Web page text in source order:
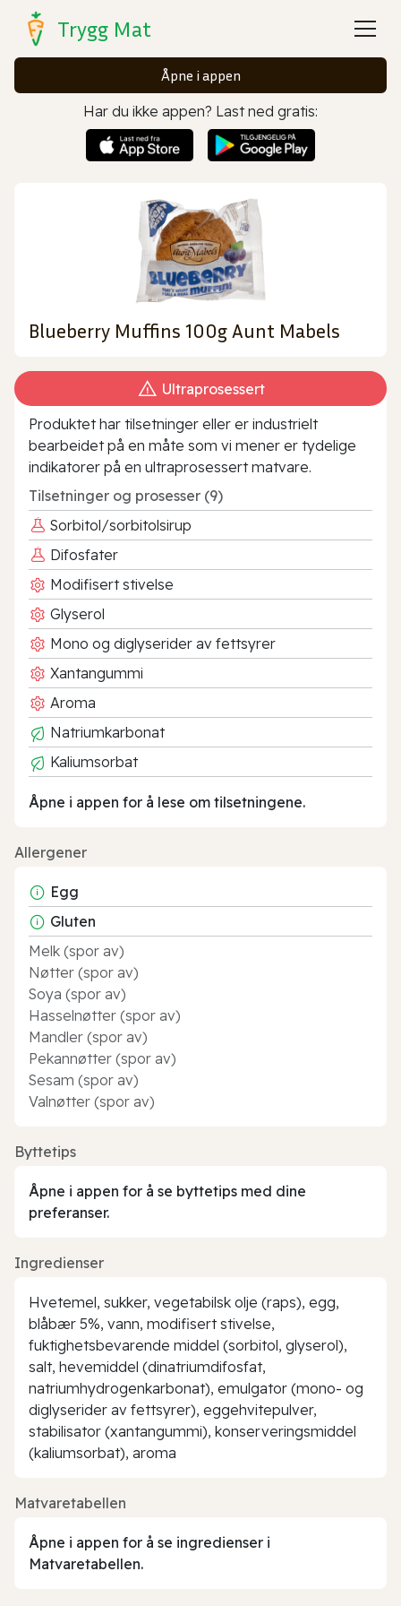
Trygg Mat
Åpne i appen
Har du ikke appen? Last ned gratis:
Blueberry Muffins 100g Aunt Mabels
Ultraprosessert
Produktet har tilsetninger eller er industrielt
bearbeidet på en måte som vi mener er tydelige
indikatorer på en ultraprosessert matvare.
Tilsetninger og prosesser (9)
Sorbitol/sorbitolsirup
Difosfater
Modifisert stivelse
Glyserol
Mono og diglyserider av fettsyrer
Xantangummi
Aroma
Natriumkarbonat
Kaliumsorbat
Åpne i appen for å lese om tilsetningene.
Allergener
Egg
Gluten
Melk (spor av)
Nøtter (spor av)
Soya (spor av)
Hasselnøtter (spor av)
Mandler (spor av)
Pekannøtter (spor av)
Sesam (spor av)
Valnøtter (spor av)
Byttetips
Åpne i appen for å se byttetips med dine
preferanser.
Ingredienser
Hvetemel, sukker, vegetabilsk olje (raps), egg,
blåbær 5%, vann, modifisert stivelse,
fuktighetsbevarende middel (sorbitol, glyserol),
salt, hevemiddel (dinatriumdifosfat,
natriumhydrogenkarbonat), emulgator (mono- og
diglyserider av fettsyrer), eggehvitepulver,
stabilisator (xantangummi), konserveringsmiddel
(kaliumsorbat), aroma
Matvaretabellen
Åpne i appen for å se ingredienser i
Matvaretabellen.